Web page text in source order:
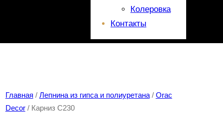
Колеровка
Контакты
Главная / Лепнина из гипса и полиуретана/ Orac
Decor/ Карниз C230